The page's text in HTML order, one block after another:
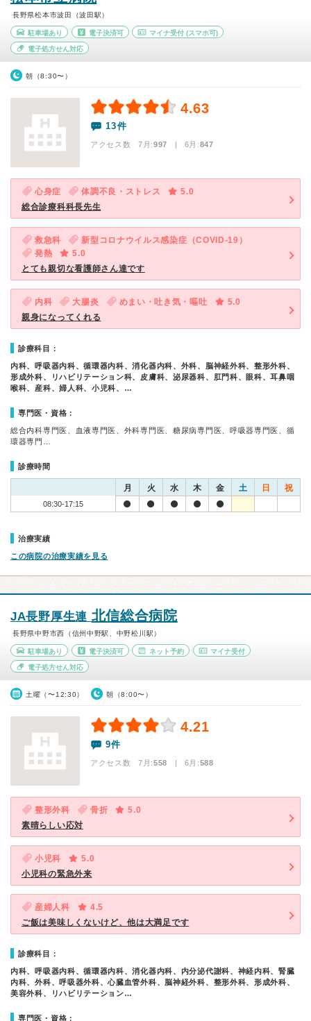
長野県松本市波田（波田駅）
駐車場あり 電子決済可 マイナ受付 (スマホ可)
電子処方せん対応
朝（8:30〜）
4.63
13件
アクセス数 7月:997 | 6月:847
心身症 体調不良・ストレス
5.0
総合診療科科長先生
救急科
新型コロナウイルス感染症（COVID-19）
発熱
5.0
とても親切な看護師さん達です
内科 大腸炎 めまい・吐き気・嘔吐
5.0
親身になってくれる
診療科目：
内科、呼吸器内科、循環器内科、消化器内科、外科、脳神経外科、整形外科、
形成外科、リハビリテーション科、皮膚科、泌尿器科、肛門科、眼科、耳鼻咽
喉科、産科、婦人科、小児科、…
専門医・資格：
総合内科専門医、血液専門医、外科専門医、糖尿病専門医、呼吸器専門医、循
環器専門…
診療時間
月 火 水 木 金 土 日 祝
08:30-17:15
治療実績
この病院の治療実績を見る
JA長野厚生連 北信総合病院
長野県中野市西（信州中野駅、中野松川駅）
駐車場あり 電子決済可 ネット予約 マイナ受付
電子処方せん対応
土曜（〜12:30） 朝（8:00〜）
4.21
9件
アクセス数 7月:558 | 6月:588
整形外科 骨折
5.0
素晴らしい応対
小児科
5.0
小児科の緊急外来
産婦人科
4.5
ご飯は美味しくないけど、他は大満足です
診療科目：
内科、呼吸器内科、循環器内科、消化器内科、内分泌代謝科、神経内科、腎臓
内科、外科、呼吸器外科、心臓血管外科、脳神経外科、整形外科、形成外科、
美容外科、リハビリテーション…
専門医・資格：